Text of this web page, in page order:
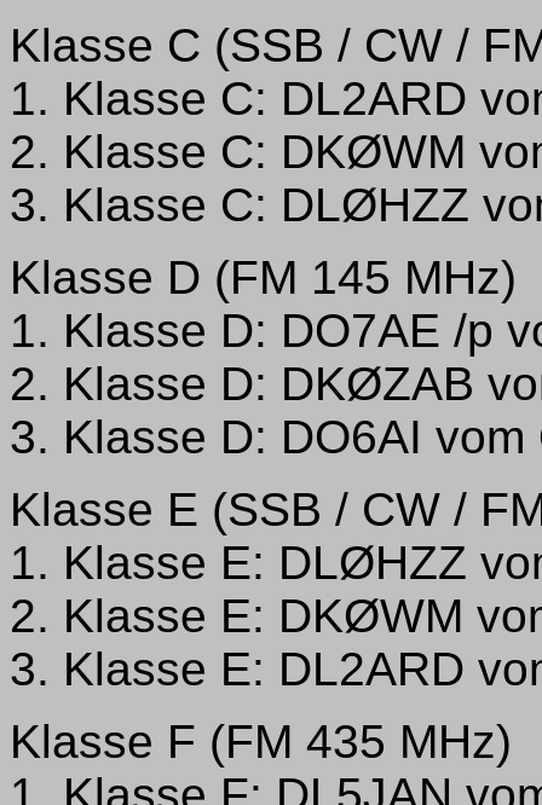
Klasse C (SSB / CW /
1. Klasse C: DL2ARD
2. Klasse C: DKØWM
3. Klasse C: DLØHZZ
Klasse D (FM 145 MHz)
1. Klasse D: DO7AE /p
2. Klasse D: DKØZAB
3. Klasse D: DO6AI
Klasse E (SSB / CW /
1. Klasse E: DLØHZZ
2. Klasse E: DKØWM
3. Klasse E: DL2ARD
Klasse F (FM 435 MHz)